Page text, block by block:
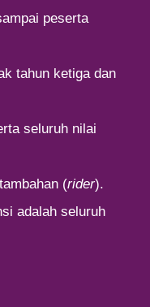
peserta
tahun ketiga dan
seluruh nilai
(rider).
adalah seluruh